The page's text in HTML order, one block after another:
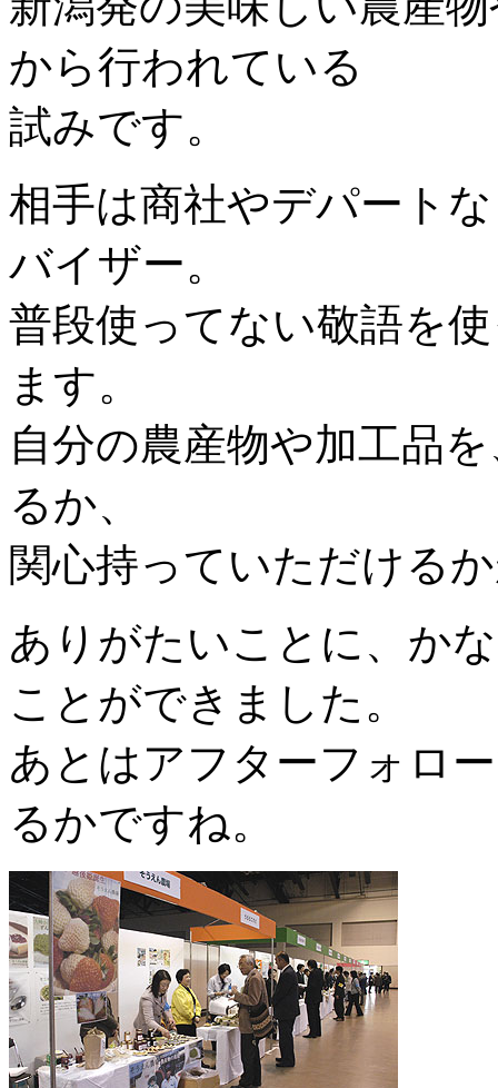
から行われている
試みです。
相手は商社やデパート
バイザー。
普段使ってない敬語を
ます。
自分の農産物や加工品
るか、
関心持っていただける
ありがたいことに、か
ことができました。
あとはアフターフォロ
るかですね。